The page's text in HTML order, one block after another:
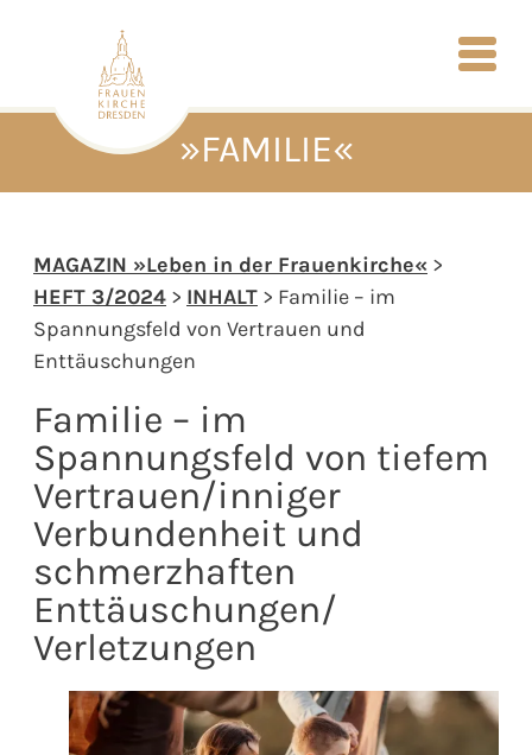
»FAMILIE«
MAGAZIN »Leben in der Frauenkirche« >
HEFT 3/2024 > INHALT > Familie – im
Spannungsfeld von Vertrauen und
Enttäuschungen
Familie – im
Spannungsfeld von tiefem
Vertrauen/inniger
Verbundenheit und
schmerzhaften
Enttäuschungen/
Verletzungen